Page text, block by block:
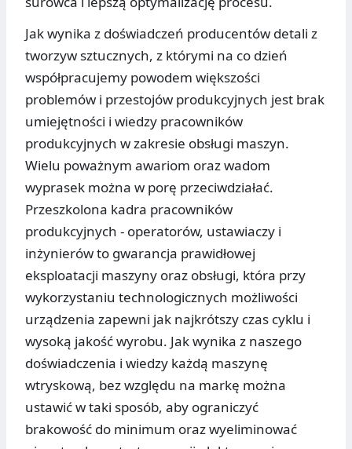
Jak wynika z doświadczeń producentów detali z
tworzyw sztucznych, z którymi na co dzień
współpracujemy powodem większości
problemów i przestojów produkcyjnych jest brak
umiejętności i wiedzy pracowników
produkcyjnych w zakresie obsługi maszyn.
Wielu poważnym awariom oraz wadom
wyprasek można w porę przeciwdziałać.
Przeszkolona kadra pracowników
produkcyjnych - operatorów, ustawiaczy i
inżynierów to gwarancja prawidłowej
eksploatacji maszyny oraz obsługi, która przy
wykorzystaniu technologicznych możliwości
urządzenia zapewni jak najkrótszy czas cyklu i
wysoką jakość wyrobu. Jak wynika z naszego
doświadczenia i wiedzy każdą maszynę
wtryskową, bez względu na markę można
ustawić w taki sposób, aby ograniczyć
brakowość do minimum oraz wyeliminować